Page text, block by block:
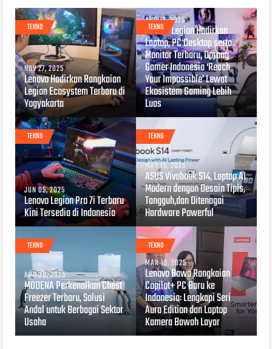
TEKNO
NOV 27, 2025
Lenovo Hadirkan Rangkaian
Legion Ecosystem Terbaru di
Yogyakarta
TEKNO
AUG 12, 2025
Lenovo Legion Hadirkan
Laptop, PC Desktop serta
Monitor Terbaru, Dorong
Gamer Indonesia ‘Reach
Your Impossible’ Lewat
Ekosistem Gaming Lebih
Luas
TEKNO
JUN 05, 2025
Lenovo Legion Pro 7i Terbaru
Kini Tersedia di Indonesia
TEKNO
MAY 15, 2025
ASUS Vivobook S14, Laptop AI
Modern dengan Desain Tipis,
Tangguh,dan Ditenagai
Hardware Powerful
TEKNO
APR 28, 2025
MODENA Perkenalkan Chest
Freezer Terbaru, Solusi
Andal untuk Berbagai Sektor
Usaha
TEKNO
MAR 13, 2025
Lenovo Bawa Rangkaian
Copilot+ PC Baru ke
Indonesia: Lengkapi Seri
Aura Edition dan Laptop
Kamera Bawah Layar